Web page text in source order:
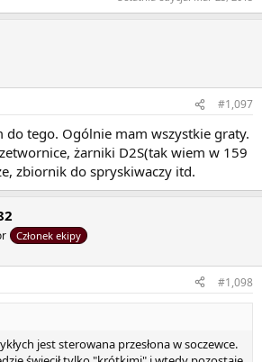
#1,097
do tego. Ogólnie mam wszystkie graty.
żarniki D2S(tak wiem w 159
zbiornik do spryskiwaczy itd.
Członek ekipy
#1,098
jest sterowana przesłona w soczewce.